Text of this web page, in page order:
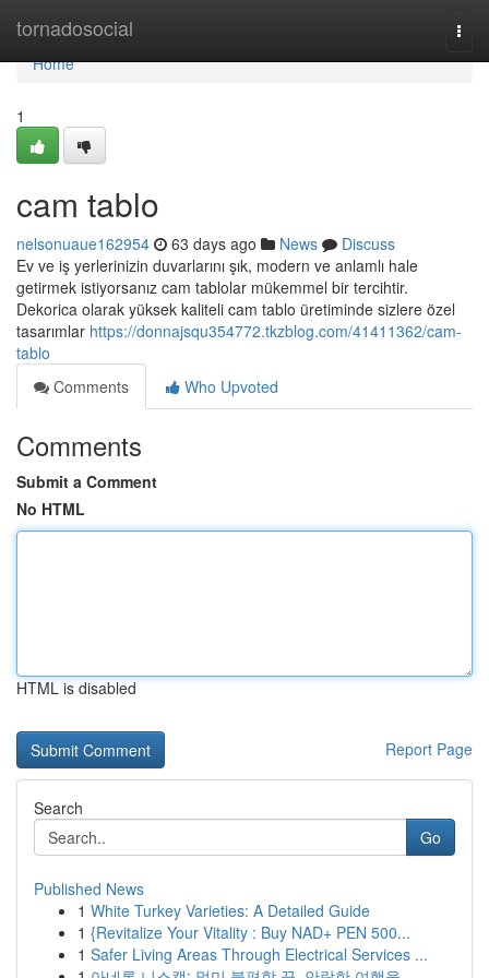
tornadosocial
Home
Home
1
cam tablo
nelsonuaue162954 63 days ago News
Discuss
Ev ve iş yerlerinizin duvarlarını şık, modern ve anlamlı hale
getirmek istiyorsanız cam tablolar mükemmel bir tercihtir.
Dekorica olarak yüksek kaliteli cam tablo üretiminde sizlere özel
tasarımlar https://donnajsqu354772.tkzblog.com/41411362/cam-
tablo
Comments
Who Upvoted
Comments
Submit a Comment
No HTML
HTML is disabled
Report Page
Search
Go
Published News
1 White Turkey Varieties: A Detailed Guide
1 {Revitalize Your Vitality : Buy NAD+ PEN 500...
1 Safer Living Areas Through Electrical Services ...